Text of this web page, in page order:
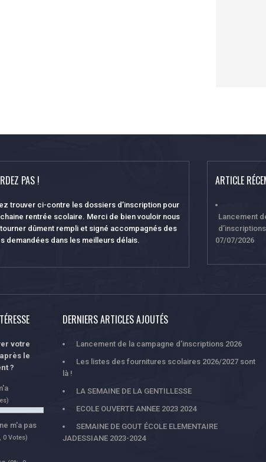
PAS !
trouver ci-contre les dossiers d’inscription pour
rentrée scolaire. Merci de bien vouloir nous
dûment rempli et signé accompagnés des
demandées dans les meilleurs délais.
ARTICLE
Lancement
07/07/2026
votre
le
?
m'a pas
0 Votes)
DERNIERS ARTICLES AJOUTÉS
Lancement de la campagne d’inscriptions 2026
Les listes des fournitures scolaires 2026/2027 sont
là !
LA SEMAINE DE LA GENTILLESSE
ECOLE OUVERTE ANNEE 2023 2024
SEMAINE DE GOUT ÉCOLE ELEMENTAIRE
JADESSIANE 2023-2024